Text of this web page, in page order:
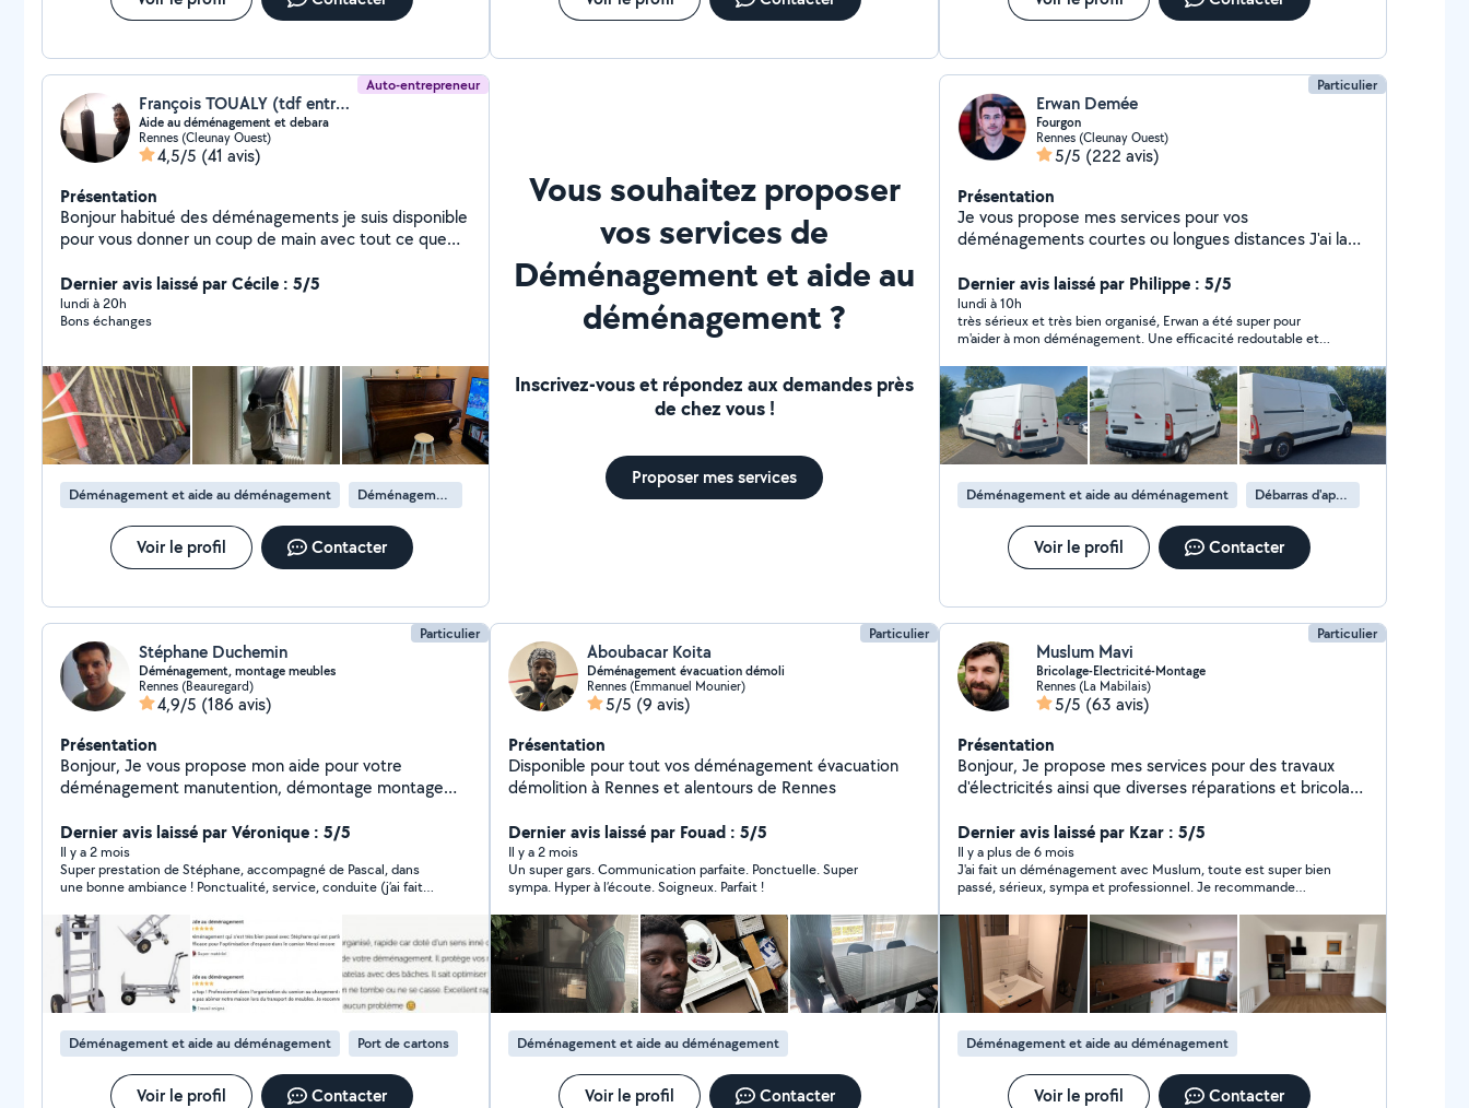
Auto-entrepreneur
François TOUALY (tdf entreprise)
Aide au déménagement et debara
Rennes (Cleunay Ouest)
4,5/5 (41 avis)
Présentation
Bonjour habitué des déménagements je suis disponible
pour vous donner un coup de main avec tout ce que
Dernier avis laissé par Cécile : 5/5
lundi à 20h
Bons échanges
Déménagement et aide au déménagement Déménagement de maison
Voir le profil Contacter
Vous souhaitez proposer
vos services de
Déménagement et aide au
déménagement ?
Inscrivez-vous et répondez aux demandes près
de chez vous !
Proposer mes services
Particulier
Erwan Demée
Fourgon
Rennes (Cleunay Ouest)
5/5 (222 avis)
Présentation
Je vous propose mes services pour vos
déménagements courtes ou longues distances J'ai la
lequel je suis habitué à réaliser ces prestations Matériel
: Petite remorque, diable, chariot et sangles
Dernier avis laissé par Philippe : 5/5
lundi à 10h
très sérieux et très bien organisé, Erwan a été super pour
m'aider à mon déménagement. Une efficacité redoutable et
Déménagement et aide au déménagement Débarras d'appartement
Voir le profil Contacter
Particulier
Stéphane Duchemin
Déménagement, montage meubles
Rennes (Beauregard)
4,9/5 (186 avis)
Présentation
Bonjour, Je vous propose mon aide pour votre
déménagement manutention, démontage montage
Ponctuel et rigoureux. Plus de 1000 à mon actif en 8
années d'expériences. Je viens avec le matériel
nécessaire pour transporter vos meubles et effectuer
votre déménagement en toute sécurité, diable chariot,
sangles, plateaux à roulettes, couvertures de
protection. Toutes destinations. Je peux venir avec un
ou plusieurs collègues expérimentés. Au plaisir de vous
aider! Stéphane.
Dernier avis laissé par Véronique : 5/5
Il y a 2 mois
Super prestation de Stéphane, accompagné de Pascal, dans
une bonne ambiance ! Ponctualité, service, conduite (j’ai fait
refaire avec eux, enfin pas tout de suite, c’est quand même du
stress et de la fatigue un déménagement !
Déménagement et aide au déménagement Port de cartons
Voir le profil Contacter
Particulier
Aboubacar Koita
Déménagement évacuation démoli
Rennes (Emmanuel Mounier)
5/5 (9 avis)
Présentation
Disponible pour tout vos déménagement évacuation
démolition à Rennes et alentours de Rennes
Dernier avis laissé par Fouad : 5/5
Il y a 2 mois
Un super gars. Communication parfaite. Ponctuelle. Super
sympa. Hyper à l’écoute. Soigneux. Parfait !
Déménagement et aide au déménagement
Voir le profil Contacter
Particulier
Muslum Mavi
Bricolage-Electricité-Montage
Rennes (La Mabilais)
5/5 (63 avis)
Présentation
Bonjour, Je propose mes services pour des travaux
d'électricités ainsi que diverses réparations et bricolage
en tout genre et je propose des services de
déménagement. N'hésitez pas à me contacter pour
discuter de vos besoins et projets !
Dernier avis laissé par Kzar : 5/5
Il y a plus de 6 mois
J'ai fait un déménagement avec Muslum, toute est super bien
passé, sérieux, sympa et professionnel. Je recommande
Déménagement et aide au déménagement
Voir le profil Contacter